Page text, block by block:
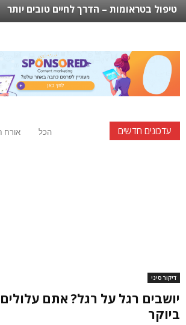
טיפול בטראומות – הדרך לחיים טובים יותר
עדכונים חדשים הכל אורח
דיקור סיני
יושבים רגל על רגל? אתם
ביוקר